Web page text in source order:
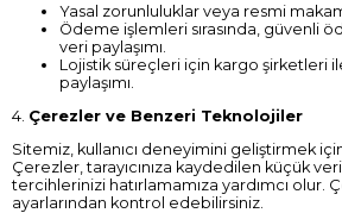
Yasal zorunluluklar veya resmi
Ödeme işlemleri sırasında, güvenli
veri paylaşımı.
Lojistik süreçleri için kargo şirketleri
paylaşımı.
4. Çerezler ve Benzeri Teknolojiler
Sitemiz, kullanıcı deneyimini geliştirmek
Çerezler, tarayıcınıza kaydedilen küçük
tercihlerinizi hatırlamamıza yardımcı olur.
ayarlarından kontrol edebilirsiniz.